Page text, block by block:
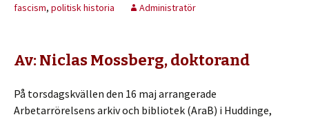
fascism, politisk historia Administratör
Av: Niclas Mossberg, doktorand
På torsdagskvällen den 16 maj arrangerade
Arbetarrörelsens arkiv och bibliotek (AraB) i Huddinge,